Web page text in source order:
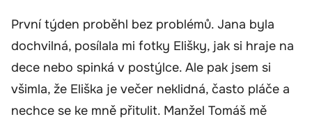
První týden proběhl bez problémů. Jana byla
dochvilná, posílala mi fotky Elišky, jak si hraje na
dece nebo spinká v postýlce. Ale pak jsem si
všimla, že Eliška je večer neklidná, často pláče a
nechce se ke mně přitulit. Manžel Tomáš mě